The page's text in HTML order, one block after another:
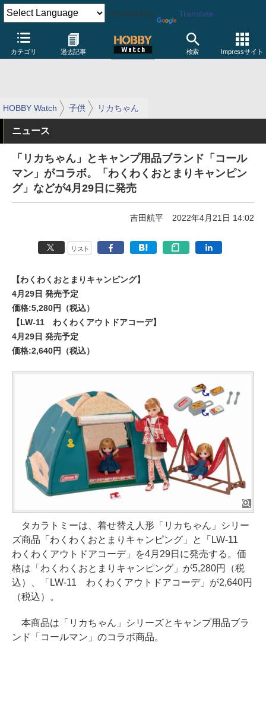
Powered by Translate
カテゴリ 過去記事 検索 Impressサイト
HOBBY Watch 子供 リカちゃん
ニュース
「リカちゃん」とキャンプ用品ブランド「コール
マン」がコラボ。「わくわくおとまりキャンピン
グ」などが4月29日に発売
吉田航平 2022年4月21日 14:02
リスト
【わくわくおとまりキャンピング】
4月29日 発売予定
価格:5,280円（税込）
【LW-11 わくわくアウトドアコーデ】
4月29日 発売予定
価格:2,640円（税込）
タカラトミーは、着せ替え人形「リカちゃん」シリー
ズ商品「わくわくおとまりキャンピング」と「LW-11
わくわくアウトドアコーデ」を4月29日に発売する。価
格は「わくわくおとまりキャンピング」が5,280円（税
込）、「LW-11 わくわくアウトドアコーデ」が2,640円
（税込）。
本商品は「リカちゃん」シリーズとキャンプ用品ブラ
ンド「コールマン」のコラボ商品。